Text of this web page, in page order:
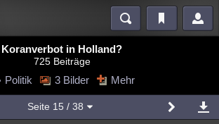
Blogs Videos
Neuigkeiten
Koranverbot in Holland?
725 Beiträge
Politik 3 Bilder Mehr
Seite 15 / 38